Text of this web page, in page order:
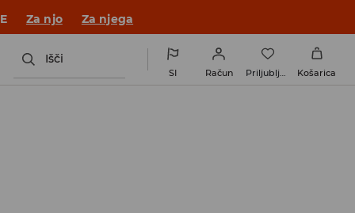
novem outfitu! Za njo
Išči
SI Račun Priljubljene Košarica